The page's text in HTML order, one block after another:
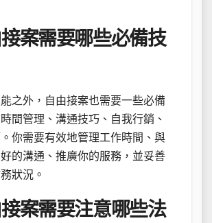
案需要哪些必備技
之外，自由接案也需要一些必備
間管理、溝通技巧、自我行銷、
你需要有效地管理工作時間、與
的溝通、推廣你的服務，並妥善
狀況。
案需要注意哪些法